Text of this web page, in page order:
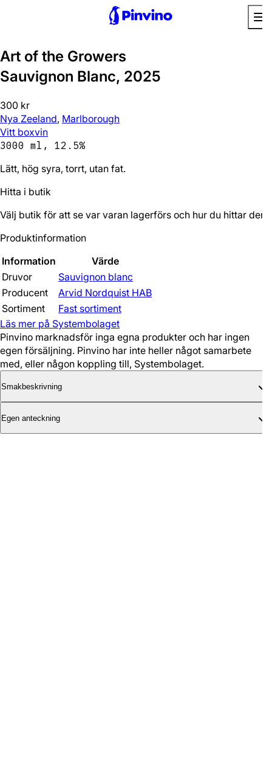
Art of the Growers
Sauvignon Blanc, 2025
300 kr
Nya Zeeland, Marlborough
Vitt boxvin
3000 ml, 12.5%
Lätt, hög syra, torrt, utan fat.
Hitta i butik
Välj butik för att se var varan lagerförs och hur du hittar den.
Produktinformation
Information
Värde
Druvor
Sauvignon blanc
Producent
Arvid Nordquist HAB
Sortiment
Fast sortiment
Läs mer på Systembolaget
Pinvino marknadsför inga egna produkter och har ingen
egen försäljning. Pinvino har inte heller något samarbete
med, eller någon koppling till, Systembolaget.
Smakbeskrivning
Egen anteckning